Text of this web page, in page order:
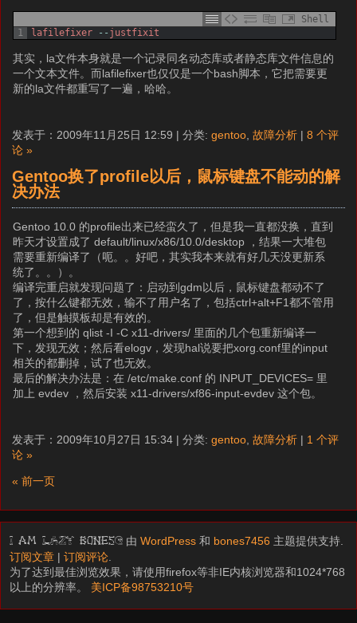
Shell
1
lafilefixer -- justfixit
其实，la文件本身就是一个记录同名动态库或者静态库文件信息的
一个文本文件。而lafilefixer也仅仅是一个bash脚本，它把需要更
新的la文件都重写了一遍，哈哈。
发表于：2009年11月25日 12:59 | 分类: gentoo, 故障分析 | 8 个评
论 »
Gentoo换了profile以后，鼠标键盘不能动的解
决办法
Gentoo 10.0 的profile出来已经蛮久了，但是我一直都没换，直到
昨天才设置成了 default/linux/x86/10.0/desktop ，结果一大堆包
需要重新编译了（呃。。好吧，其实我本来就有好几天没更新系
统了。。）。
编译完重启就发现问题了：启动到gdm以后，鼠标键盘都动不了
了，按什么键都无效，输不了用户名了，包括ctrl+alt+F1都不管用
了，但是触摸板却是有效的。
第一个想到的 qlist -I -C x11-drivers/ 里面的几个包重新编译一
下，发现无效；然后看elogv，发现hal说要把xorg.conf里的input
相关的都删掉，试了也无效。
最后的解决办法是：在 /etc/make.conf 的 INPUT_DEVICES= 里
加上 evdev ，然后安装 x11-drivers/xf86-input-evdev 这个包。
发表于：2009年10月27日 15:34 | 分类: gentoo, 故障分析 | 1 个评
论 »
« 前一页
I am LAZY bones? 由WordPress 和 bones7456 主题提供支持.
订阅文章 |订阅评论.
为了达到最佳浏览效果，请使用firefox等非IE内核浏览器和1024*768
以上的分辨率。 美ICP备98753210号